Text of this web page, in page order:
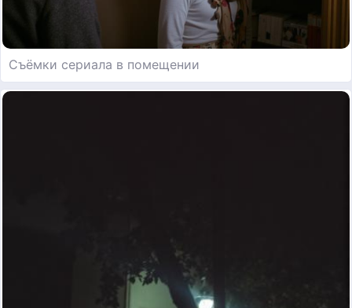
Съёмки сериала в помещении